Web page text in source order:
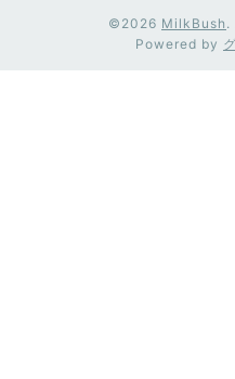
©2026 MilkBush .
Powered by